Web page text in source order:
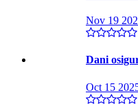
Nov 19
Dani
Oct 15